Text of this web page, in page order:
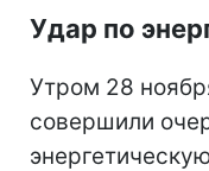
Удар по
Утром 28
совершили